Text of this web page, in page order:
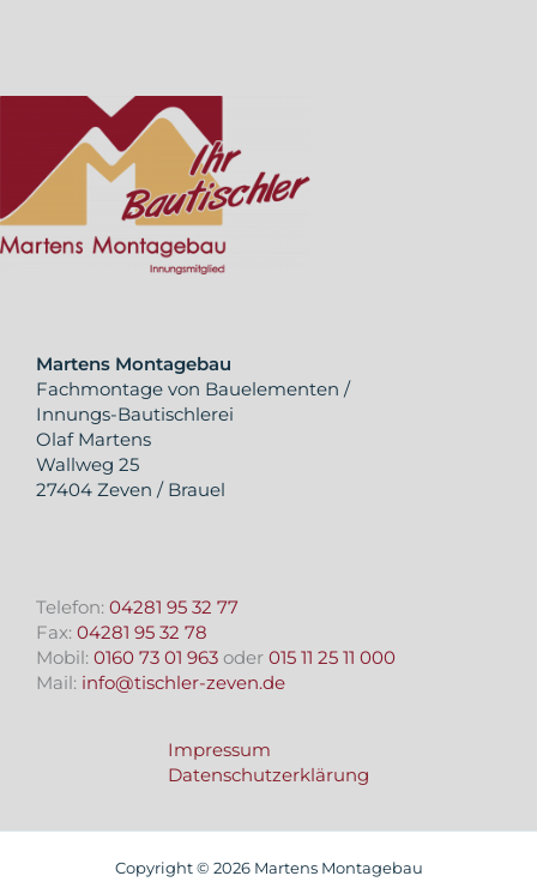
Martens Montagebau
Fachmontage von Bauelementen /
Innungs-Bautischlerei
Olaf Martens
Wallweg 25
27404 Zeven / Brauel
Telefon: 04281 95 32 77
Fax: 04281 95 32 78
Mobil: 0160 73 01 963 oder 015 11 25 11 000
Mail: info@tischler-zeven.de
Impressum
Datenschutzerklärung
Copyright © 2026 Martens Montagebau